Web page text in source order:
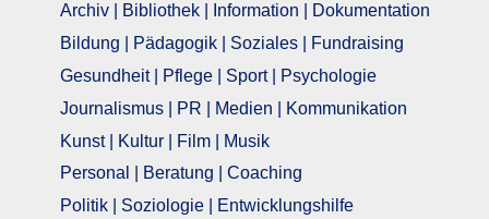
Archiv | Bibliothek | Information | Dokumentation
Bildung | Pädagogik | Soziales | Fundraising
Gesundheit | Pflege | Sport | Psychologie
Journalismus | PR | Medien | Kommunikation
Kunst | Kultur | Film | Musik
Personal | Beratung | Coaching
Politik | Soziologie | Entwicklungshilfe